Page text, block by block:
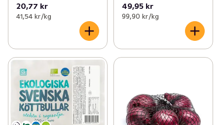
20,77 kr
41,54 kr /kg
49,95 kr
99,90 kr /kg